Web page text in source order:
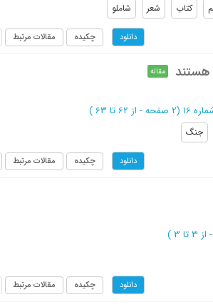
کتاب شعر شاملو
دانلود چکیده مقالات مرتبط
هستند مقاله
(‎2 صفحه - از 62 تا 63 )
جنگ
دانلود چکیده مقالات مرتبط
از 3 تا 3 )
دانلود چکیده مقالات مرتبط